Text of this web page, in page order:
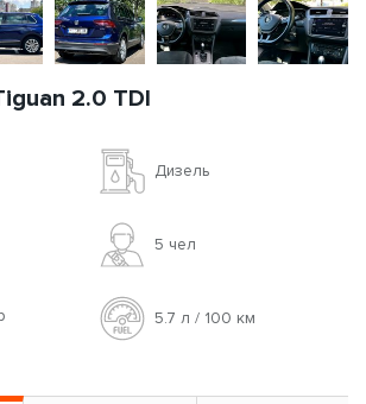
2.0 TDI
Дизель
5 чел
5.7 л / 100 км